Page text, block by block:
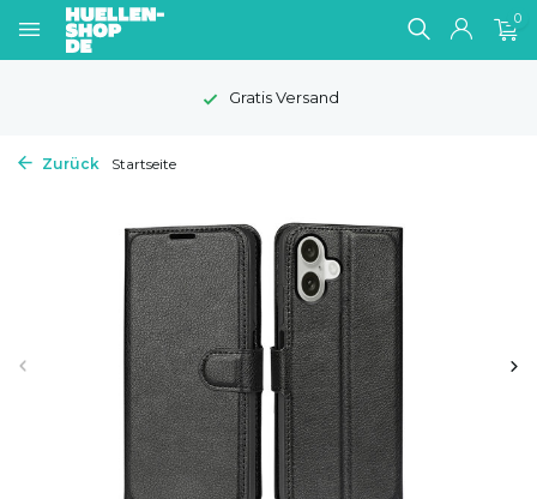
0
Gratis Versand
Zurück Startseite